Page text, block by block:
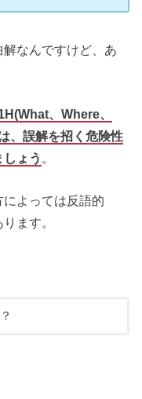
なんですけど、あ
、Where、
、誤解を招く危険性
ょう 。
よっては反語的
ます。